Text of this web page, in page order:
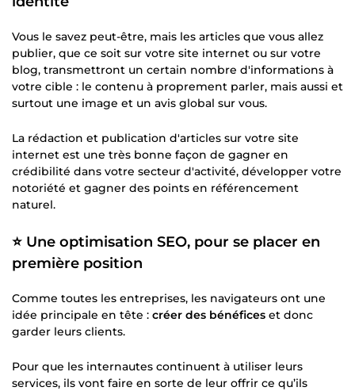
Vous le savez peut-être, mais les articles que vous allez
publier, que ce soit sur votre site internet ou sur votre
blog, transmettront un certain nombre d'informations à
votre cible : le contenu à proprement parler, mais aussi et
surtout une image et un avis global sur vous.
La rédaction et publication d'articles sur votre site
internet est une très bonne façon de gagner en
crédibilité dans votre secteur d'activité, développer votre
notoriété et gagner des points en référencement
naturel.
⭐ Une optimisation SEO, pour se placer en
première position
Comme toutes les entreprises, les navigateurs ont une
idée principale en tête : créer des bénéfices et donc
garder leurs clients.
Pour que les internautes continuent à utiliser leurs
services, ils vont faire en sorte de leur offrir ce qu’ils